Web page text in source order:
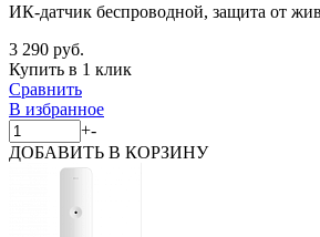
ИК-датчик беспроводной, защита от
3 290 руб.
Купить в 1 клик
Сравнить
В избранное
+-
ДОБАВИТЬ В КОРЗИНУ